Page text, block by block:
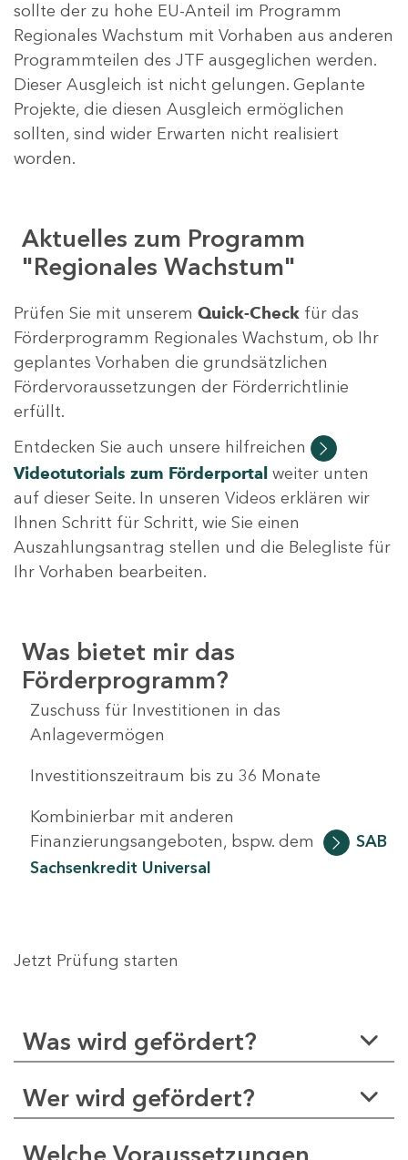
sollte der zu hohe EU-Anteil im Programm
Regionales Wachstum mit Vorhaben aus anderen
Programmteilen des JTF ausgeglichen werden.
Dieser Ausgleich ist nicht gelungen. Geplante
Projekte, die diesen Ausgleich ermöglichen
sollten, sind wider Erwarten nicht realisiert
worden.
Aktuelles zum Programm
"Regionales Wachstum"
Prüfen Sie mit unserem Quick-Check für das
Förderprogramm Regionales Wachstum, ob Ihr
geplantes Vorhaben die grundsätzlichen
Fördervoraussetzungen der Förderrichtlinie
erfüllt.
Entdecken Sie auch unsere hilfreichen
Videotutorials zum Förderportal weiter unten
auf dieser Seite. In unseren Videos erklären wir
Ihnen Schritt für Schritt, wie Sie einen
Auszahlungsantrag stellen und die Belegliste für
Ihr Vorhaben bearbeiten.
Was bietet mir das
Förderprogramm?
Zuschuss für Investitionen in das
Anlagevermögen
Investitionszeitraum bis zu 36 Monate
Kombinierbar mit anderen
Finanzierungsangeboten, bspw. dem
SAB
Sachsenkredit Universal
Jetzt Prüfung starten
Was wird gefördert?
Wer wird gefördert?
Welche Voraussetzungen